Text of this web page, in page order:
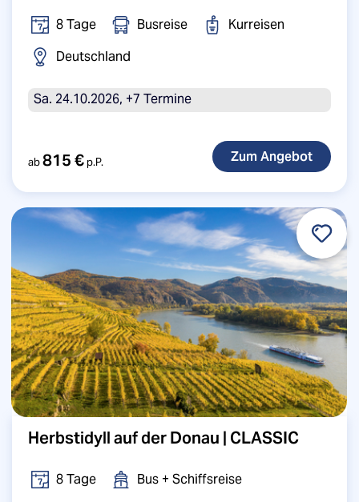
8 Tage Busreise
Kurreisen
Deutschland
Sa. 24.10.2026, +7 Termine
ab815 €p.P.
Herbstidyll auf der Donau | CLASSIC
8 Tage
Bus + Schiffsreise